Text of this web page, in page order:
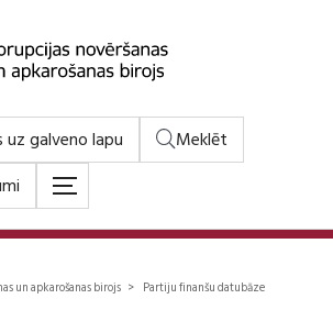
galveno lapu
Meklēt
un apkarošanas birojs > Partiju finanšu datubāze